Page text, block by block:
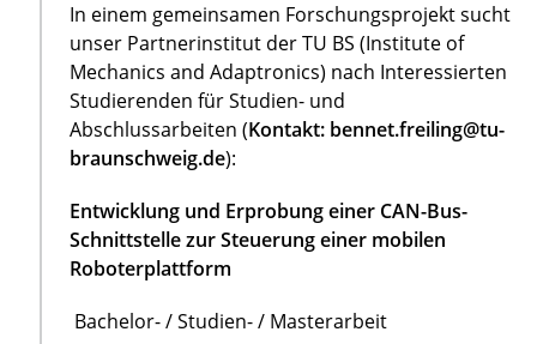
In einem gemeinsamen Forschungsprojekt sucht
unser Partnerinstitut der TU BS (Institute of
Mechanics and Adaptronics) nach Interessierten
Studierenden für Studien- und
Abschlussarbeiten (Kontakt: bennet.freiling@tu-
braunschweig.de):
Entwicklung und Erprobung einer CAN-Bus-
Schnittstelle zur Steuerung einer mobilen
Roboterplattform
Bachelor- / Studien- / Masterarbeit